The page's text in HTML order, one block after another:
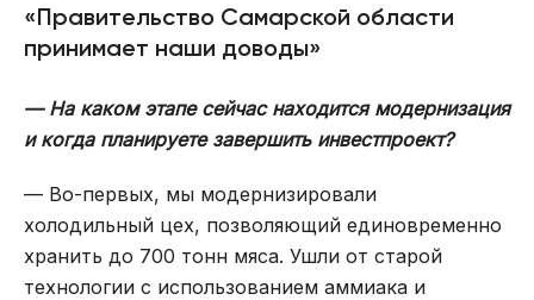
«Правительство Самарской области
принимает наши доводы»
— На каком этапе сейчас находится модернизация
и когда планируете завершить инвестпроект?
— Во-первых, мы модернизировали
холодильный цех, позволяющий единовременно
хранить до 700 тонн мяса. Ушли от старой
технологии с использованием аммиака и